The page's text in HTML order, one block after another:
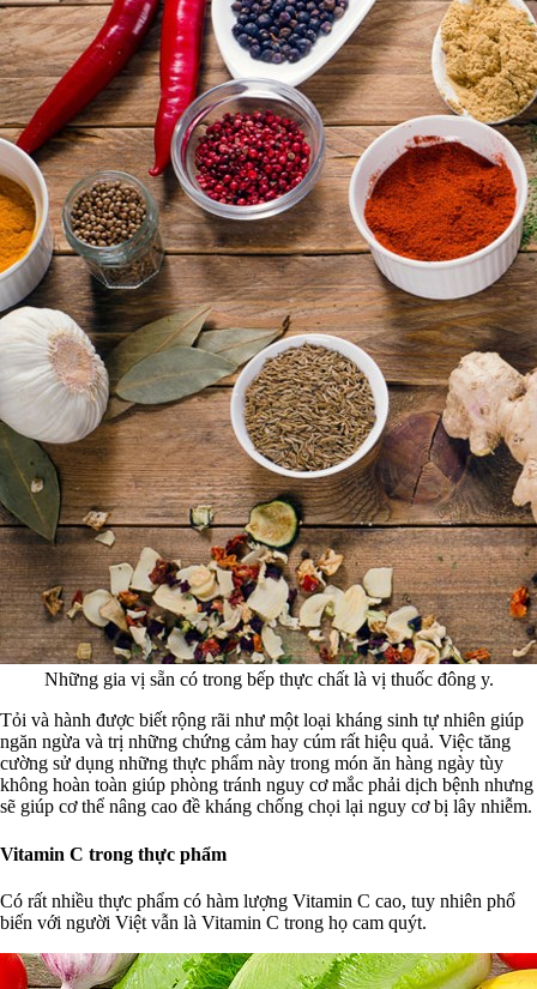
Những gia vị sẵn có trong bếp thực chất là vị thuốc đông y.
Tỏi và hành được biết rộng rãi như một loại kháng sinh tự nhiên giúp
ngăn ngừa và trị những chứng cảm hay cúm rất hiệu quả. Việc tăng
cường sử dụng những thực phẩm này trong món ăn hàng ngày tùy
không hoàn toàn giúp phòng tránh nguy cơ mắc phải dịch bệnh nhưng
sẽ giúp cơ thể nâng cao đề kháng chống chọi lại nguy cơ bị lây nhiễm.
Vitamin C trong thực phẩm
Có rất nhiều thực phẩm có hàm lượng Vitamin C cao, tuy nhiên phổ
biến với người Việt vẫn là Vitamin C trong họ cam quýt.